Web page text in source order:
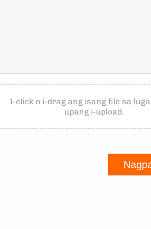
I-click o i-drag ang isang file sa
upang i-upload.